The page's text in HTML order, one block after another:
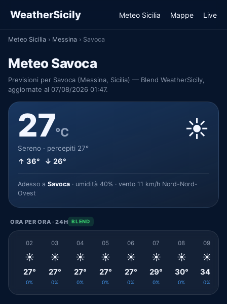
WeatherSicily Meteo Sicilia Mappe Live
Meteo Sicilia › Messina › Savoca
Meteo Savoca
Previsioni per Savoca (Messina, Sicilia) — Blend WeatherSicily,
aggiornate al 07/08/2026 01:47.
27°C
Sereno · percepiti 27°
↑ 36° ↓ 26°
☀️
Adesso a Savoca · umidità 40% · vento 11 km/h Nord-Nord-
Ovest
ORA PER ORA · 24H BLEND
02
☀️
27°
0%
03
☀️
27°
0%
04
☀️
27°
0%
05
☀️
27°
0%
06
☀️
27°
0%
07
☀️
29°
0%
08
☀️
30°
0%
09
☀️
34°
0%